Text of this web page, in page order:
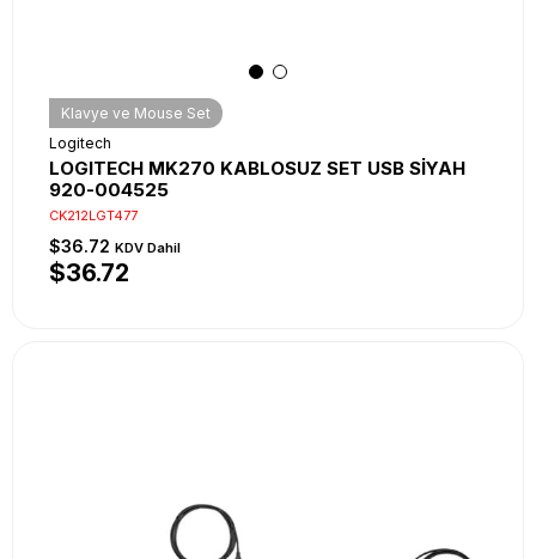
Klavye ve Mouse Set
Logitech
LOGITECH MK270 KABLOSUZ SET USB SİYAH
920-004525
CK212LGT477
$36.72 KDV Dahil
$36.72